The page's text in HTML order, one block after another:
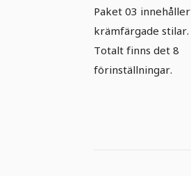
Paket 03 innehåller
krämfärgade stilar.
Totalt finns det 8
förinställningar.